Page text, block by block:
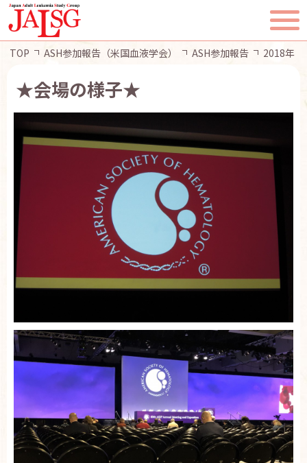
JALSGとは
活動報告
一般・患者様へ
会員ページ
お問い合わせ
English
TOP ASH参加報告（米国血液学会） ASH参加報告 2018年
★会場の様子★